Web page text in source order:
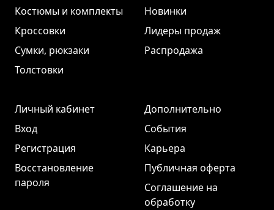
Костюмы и комплекты
Кроссовки
Сумки, рюкзаки
Толстовки
Новинки
Лидеры продаж
Распродажа
Личный кабинет
Вход
Регистрация
Восстановление
пароля
Дополнительно
События
Карьера
Публичная оферта
Соглашение на
обработку